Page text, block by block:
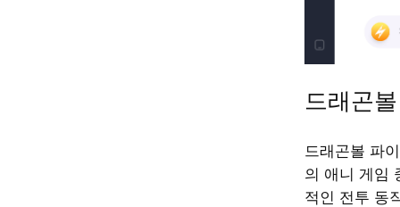
드래곤
드래곤볼 파
의 애니 게임
적인 전투 동